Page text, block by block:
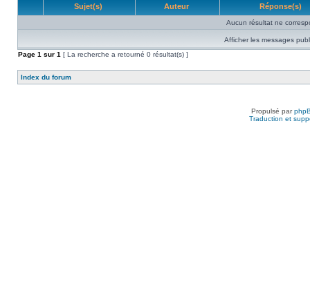
Sujet(s) Auteur Réponse(s)
Aucun résultat ne
Afficher les messages
Page 1 sur 1 [ La recherche a retourné 0 résultat(s) ]
Index du forum
Propulsé par
Traduction et